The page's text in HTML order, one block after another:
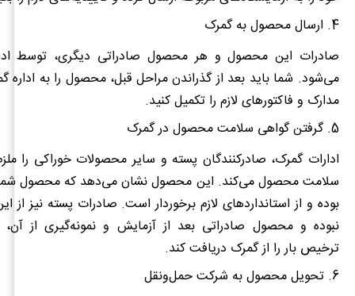
4. ارسال محصول به گمرک
صادرات این محصول و هر محصول صادراتی دیگری، توسط
می‌شود. شما باید بعد از گذراندن مراحل قبل، محصول را به اداره
مدارک و فاکتورهای لازم را تکمیل کنید.
5. گرفتن گواهی سلامت محصول در گمرک
ادارات گمرک، صادرکنندگان پسته و سایر محصولات خوراکی را
سلامت محصول می‌کند. این محصول نشان می‌دهد که محصول شما
بوده و از استانداردهای لازم برخوردار است. صادرات پسته نیز از
نبوده و محصول صادراتی بعد از آزمایش و نمونه‌گیری از آن،
ترخیص بار را از گمرک دریافت کند.
6. تحویل محصول به شرکت حمل‌ونقل